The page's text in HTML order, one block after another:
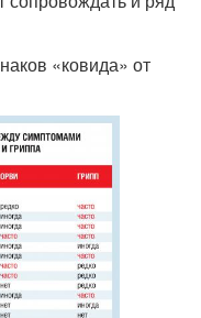
«ковида» от